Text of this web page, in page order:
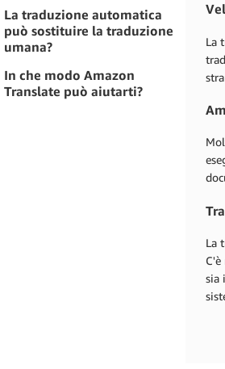
La traduzione automatica
può sostituire la traduzione
umana?
In che modo Amazon
Translate può aiutarti?
La
La
sia